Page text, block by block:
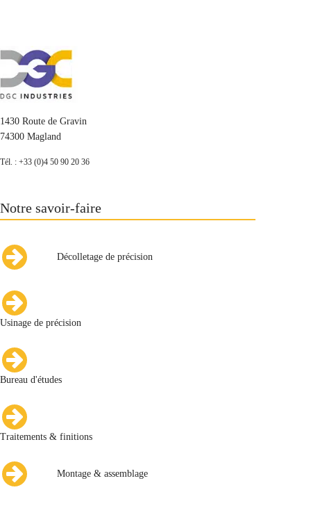
1430 Route de Gravin
74300 Magland
Tél. : +33 (0)4 50 90 20 36
Notre savoir-faire
Décolletage de précision
Usinage de précision
Bureau d'études
Traitements & finitions
Montage & assemblage